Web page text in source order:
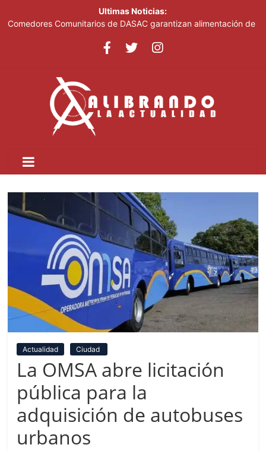
Ultimas Noticias:
Comedores Comunitarios de DASAC garantizan alimentación de
Centroamericanos y del Caribe Santo Domingo 2026
Senado de EE. UU. aprueba nuevo paquete de sanciones a
Italia dice que no acepta ultimátums y mantendrá la suspensión
del Schengen con España
Fransheska Matías gana dos plata en el torneo de pesas de los
Actualidad Ciudad
La OMSA abre licitación
pública para la
adquisición de autobuses
urbanos